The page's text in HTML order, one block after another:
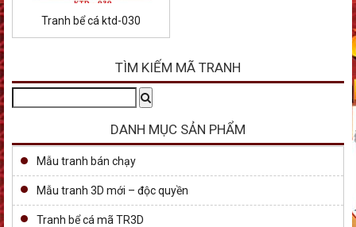
Tranh bể cá ktd-030
TÌM KIẾM MÃ TRANH
DANH MỤC SẢN PHẨM
Mẫu tranh bán chạy
Mẫu tranh 3D mới – độc quyền
Tranh bể cá mã TR3D